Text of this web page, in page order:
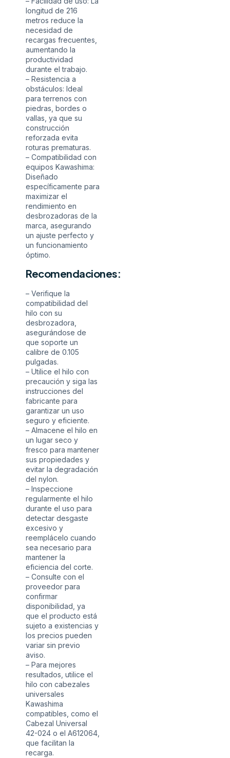
longitud de 216
metros reduce la
necesidad de
recargas frecuentes,
aumentando la
productividad
durante el trabajo.
– Resistencia a
obstáculos: Ideal
para terrenos con
piedras, bordes o
vallas, ya que su
construcción
reforzada evita
roturas prematuras.
– Compatibilidad con
equipos Kawashima:
Diseñado
específicamente para
maximizar el
rendimiento en
desbrozadoras de la
marca, asegurando
un ajuste perfecto y
un funcionamiento
óptimo.
Recomendaciones:
– Verifique la
compatibilidad del
hilo con su
desbrozadora,
asegurándose de
que soporte un
calibre de 0.105
pulgadas.
– Utilice el hilo con
precaución y siga las
instrucciones del
fabricante para
garantizar un uso
seguro y eficiente.
– Almacene el hilo en
un lugar seco y
fresco para mantener
sus propiedades y
evitar la degradación
del nylon.
– Inspeccione
regularmente el hilo
durante el uso para
detectar desgaste
excesivo y
reemplácelo cuando
sea necesario para
mantener la
eficiencia del corte.
– Consulte con el
proveedor para
confirmar
disponibilidad, ya
que el producto está
sujeto a existencias y
los precios pueden
variar sin previo
aviso.
– Para mejores
resultados, utilice el
hilo con cabezales
universales
Kawashima
compatibles, como el
Cabezal Universal
42-024 o el A612064,
que facilitan la
recarga.